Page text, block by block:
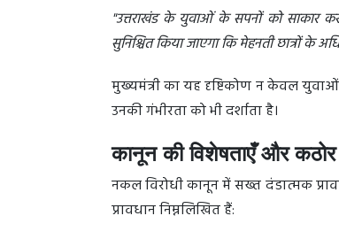
"उत्तराखंड के युवाओं के सपनों को साकार
सुनिश्चित किया जाएगा कि मेहनती छात्रों के
मुख्यमंत्री का यह दृष्टिकोण न केवल युवाओं
उनकी गंभीरता को भी दर्शाता है।
कानून की विशेषताएँ और कठोर
नकल विरोधी कानून में सख्त दंडात्मक
प्रावधान निम्नलिखित हैं: